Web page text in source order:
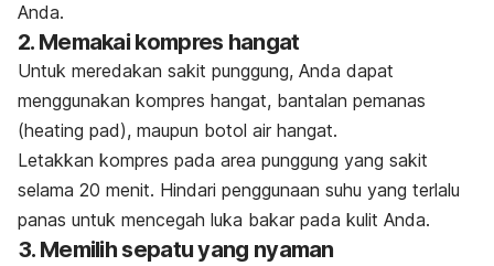
Anda.
2. Memakai kompres hangat
Untuk meredakan sakit punggung, Anda dapat
menggunakan kompres hangat, bantalan pemanas
(heating pad), maupun botol air hangat.
Letakkan kompres pada area punggung yang sakit
selama 20 menit. Hindari penggunaan suhu yang terlalu
panas untuk mencegah luka bakar pada kulit Anda.
3. Memilih sepatu yang nyaman